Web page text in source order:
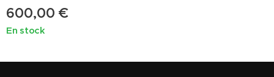
600,00 €
En stock